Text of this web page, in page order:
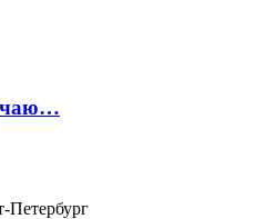
Петербург